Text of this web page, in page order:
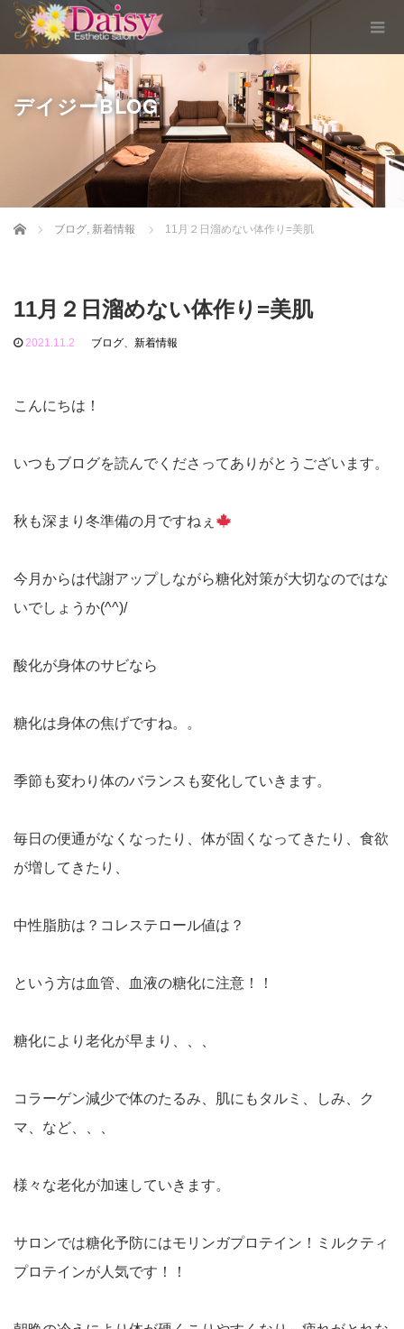
デイジーBLOG
Home ブログ, 新着情報 11月２日溜めない体作り=美肌
11月２日溜めない体作り=美肌
2021.11.2 ブログ、 新着情報
こんにちは！
いつもブログを読んでくださってありがとうございます。
秋も深まり冬準備の月ですねぇ
今月からは代謝アップしながら糖化対策が大切なのではな
いでしょうか(^^)/
酸化が身体のサビなら
糖化は身体の焦げですね。。
季節も変わり体のバランスも変化していきます。
毎日の便通がなくなったり、体が固くなってきたり、食欲
が増してきたり、
中性脂肪は？コレステロール値は？
という方は血管、血液の糖化に注意！！
糖化により老化が早まり、、、
コラーゲン減少で体のたるみ、肌にもタルミ、しみ、ク
マ、など、、、
様々な老化が加速していきます。
サロンでは糖化予防にはモリンガプロテイン！ミルクティ
プロテインが人気です！！